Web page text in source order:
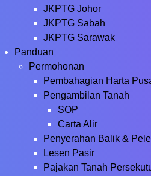
JKPTG Johor
JKPTG Sabah
JKPTG Sarawak
Panduan
Permohonan
Pembahagian Harta
Pengambilan Tanah
SOP
Carta Alir
Penyerahan Balik &
Lesen Pasir
Pajakan Tanah